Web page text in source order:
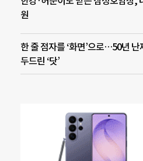
원
한 줄 점자를 ‘화면’으로…50년
두드린 ‘닷’